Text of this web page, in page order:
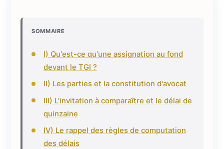
SOMMAIRE
I) Qu'est-ce qu'une assignation au fond
devant le TGI ?
II) Les parties et la constitution d'avocat
III) L'invitation à comparaître et le délai de
quinzaine
IV) Le rappel des règles de computation
des délais